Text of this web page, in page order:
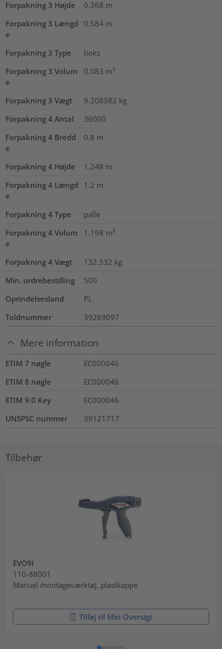
Forpakning 3 Højde 0.368 m
Forpakning 3 Længd
e
0.584 m
Forpakning 3 Type
boks
Forpakning 3 Volum
e
0.083 m³
Forpakning 3 Vægt 9.208382 kg
Forpakning 4 Antal
36000
Forpakning 4 Bredd
e
0.8 m
Forpakning 4 Højde 1.248 m
Forpakning 4 Længd
e
1.2 m
Forpakning 4 Type
palle
Forpakning 4 Volum
e
1.198 m³
Forpakning 4 Vægt 132.532 kg
Min. ordrebestilling
500
Oprindelsesland
PL
Toldnummer
39269097
Mere information
ETIM 7 nøgle
EC000046
ETIM 8 nøgle
EC000046
ETIM 9.0 Key
EC000046
UNSPSC nummer
39121717
Tilbehør
EVO9i
110-88001
Manuel montageværktøj, plastkappe
Tilføj til Min Oversigt